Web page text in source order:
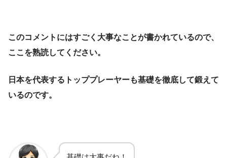
このコメントにはすごく大事なことが書かれているので、
ここを熟読してください。
日本を代表するトッププレーヤーも基礎を徹底して鍛えて
いるのです。